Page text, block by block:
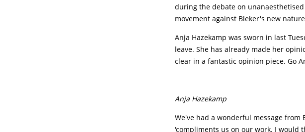
during the debate on
movement against Bleker's new
Anja Hazekamp was sworn in last
leave. She has already made her
clear in a fantastic opinion piece. Go
Anja Hazekamp
We've had a wonderful message
'compliments us on our work. I would